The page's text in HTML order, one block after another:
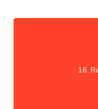
16